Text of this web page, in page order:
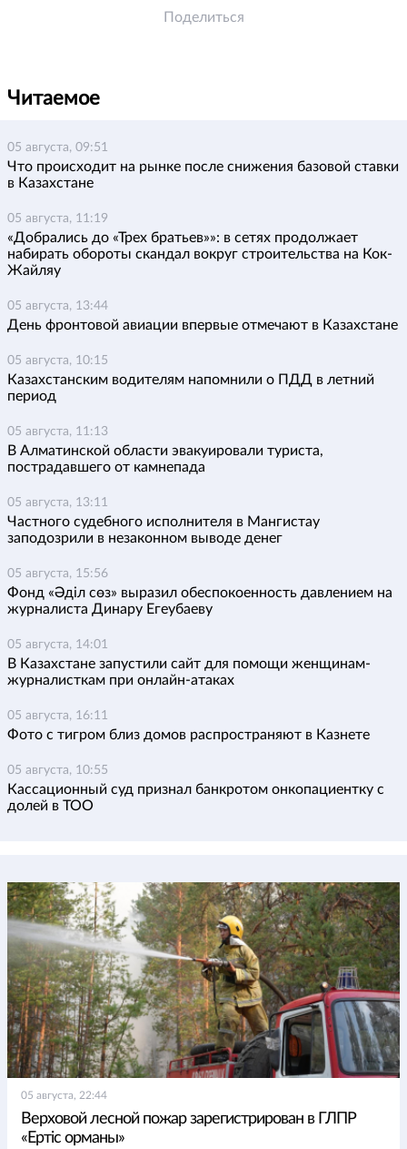
Поделиться
Читаемое
05 августа, 09:51
Что происходит на рынке после снижения базовой ставки
в Казахстане
05 августа, 11:19
«Добрались до «Трех братьев»»: в сетях продолжает
набирать обороты скандал вокруг строительства на Кок-
Жайляу
05 августа, 13:44
День фронтовой авиации впервые отмечают в Казахстане
05 августа, 10:15
Казахстанским водителям напомнили о ПДД в летний
период
05 августа, 11:13
В Алматинской области эвакуировали туриста,
пострадавшего от камнепада
05 августа, 13:11
Частного судебного исполнителя в Мангистау
заподозрили в незаконном выводе денег
05 августа, 15:56
Фонд «Әділ сөз» выразил обеспокоенность давлением на
журналиста Динару Егеубаеву
05 августа, 14:01
В Казахстане запустили сайт для помощи женщинам-
журналисткам при онлайн-атаках
05 августа, 16:11
Фото с тигром близ домов распространяют в Казнете
05 августа, 10:55
Кассационный суд признал банкротом онкопациентку с
долей в ТОО
05 августа, 22:44
Верховой лесной пожар зарегистрирован в ГЛПР
«Ертіс орманы»